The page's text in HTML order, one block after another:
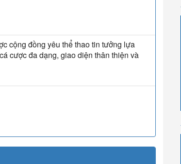
cộng đồng yêu thể thao tin tưởng lựa
cược đa dạng, giao diện thân thiện và